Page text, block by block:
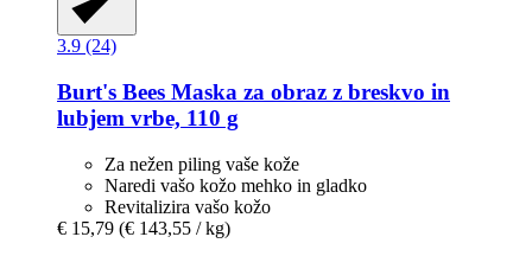
3.9 (24)
Burt's Bees Maska za obraz z breskvo in
lubjem vrbe, 110 g
Za nežen piling vaše kože
Naredi vašo kožo mehko in gladko
Revitalizira vašo kožo
€ 15,79 (€ 143,55 / kg)